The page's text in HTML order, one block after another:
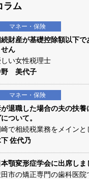
ラム
マネー・保険
財産が基礎控除額以下で
せん
い女性税理士
野 美代子
マネー・保険
退職した場合の夫の扶
ついて。
崎で相続税業務をメインと
佐代乃
本顎変形症学会に出席しま
田市の矯正専門の歯科医院